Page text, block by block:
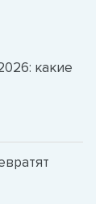
какие